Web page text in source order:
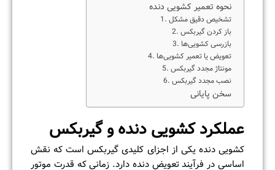
نحوه تعمیر کشویی دنده
1. تشخیص دقیق مشکل
2. باز کردن گیربکس
3. بازرسی کشویی‌ها
4. تعویض یا تعمیر کشویی‌ها
5. مونتاژ مجدد گیربکس
6. نصب مجدد گیربکس
سخن پایانی
عملکرد کشویی دنده و گیربکس
کشویی دنده یکی از اجزای کلیدی گیربکس است که نقش
اساسی در فرآیند تعویض دنده دارد. زمانی که قدرت موتور